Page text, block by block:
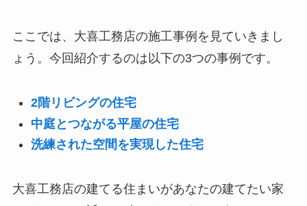
ここでは、大喜工務店の施工事例を見ていきまし
ょう。今回紹介するのは以下の3つの事例です。
2階リビングの住宅
中庭とつながる平屋の住宅
洗練された空間を実現した住宅
大喜工務店の建てる住まいがあなたの建てたい家